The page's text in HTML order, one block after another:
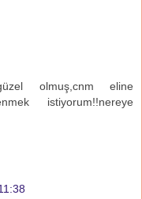
olmuş,cnm eline
istiyorum!!nereye